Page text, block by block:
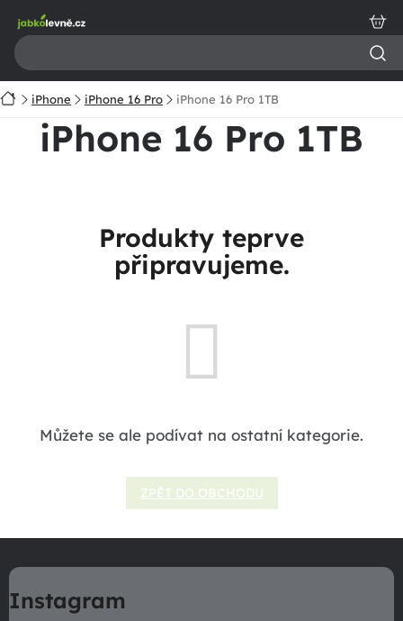
obsah
DomůiPhone iPhone 16 Pro iPhone 16 Pro 1TB
iPhone 16 Pro 1TB
Produkty teprve
připravujeme.
Můžete se ale podívat na ostatní kategorie.
ZPĚT DO OBCHODU
á
pInstagram